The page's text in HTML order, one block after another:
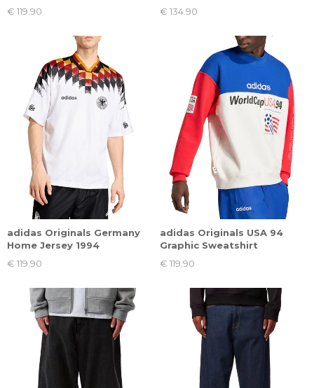
€ 119.90
€ 134.90
adidas Originals Germany
Home Jersey 1994
€ 119.90
adidas Originals USA 94
Graphic Sweatshirt
€ 119.90